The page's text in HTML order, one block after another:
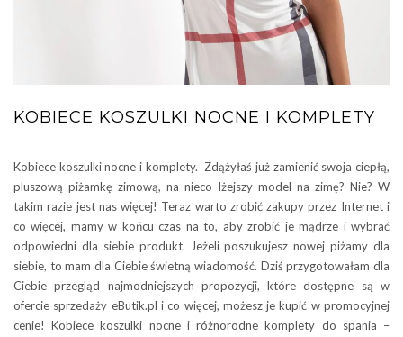
KOBIECE KOSZULKI NOCNE I KOMPLETY
Kobiece koszulki nocne i komplety. Zdążyłaś już zamienić swoja ciepłą,
pluszową piżamkę zimową, na nieco lżejszy model na zimę? Nie? W
takim razie jest nas więcej! Teraz warto zrobić zakupy przez Internet i
co więcej, mamy w końcu czas na to, aby zrobić je mądrze i wybrać
odpowiedni dla siebie produkt. Jeżeli poszukujesz nowej piżamy dla
siebie, to mam dla Ciebie świetną wiadomość. Dziś przygotowałam dla
Ciebie przegląd najmodniejszych propozycji, które dostępne są w
ofercie sprzedaży eButik.pl i co więcej, możesz je kupić w promocyjnej
cenie! Kobiece koszulki nocne i różnorodne komplety do spania –